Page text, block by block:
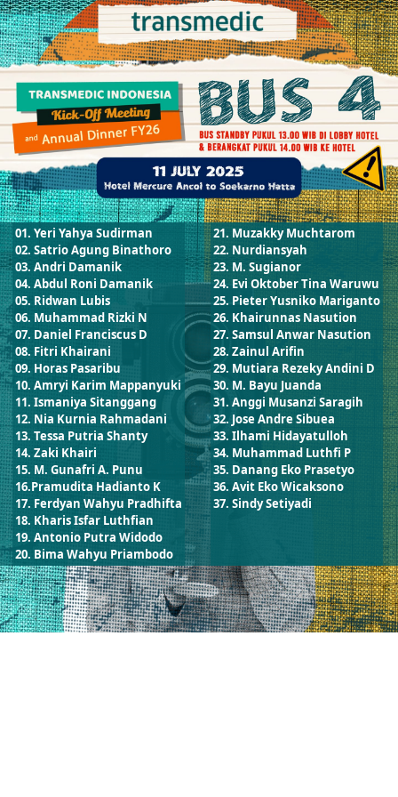
01. Yeri Yahya Sudirman
02. Satrio Agung Binathoro
03. Andri Damanik
04. Abdul Roni Damanik
05. Ridwan Lubis
06. Muhammad Rizki N
07. Daniel Franciscus D
08. Fitri Khairani
09. Horas Pasaribu
10. Amryi Karim Mappanyuki
11. Ismaniya Sitanggang
12. Nia Kurnia Rahmadani
13. Tessa Putria Shanty
14. Zaki Khairi
15. M. Gunafri A. Punu
16.Pramudita Hadianto K
17. Ferdyan Wahyu Pradhifta
18. Kharis Isfar Luthfian
19. Antonio Putra Widodo
20. Bima Wahyu Priambodo
21. Muzakky Muchtarom
22. Nurdiansyah
23. M. Sugianor
24. Evi Oktober Tina Waruwu
25. Pieter Yusniko Mariganto
26. Khairunnas Nasution
27. Samsul Anwar Nasution
28. Zainul Arifin
29. Mutiara Rezeky Andini D
30. M. Bayu Juanda
31. Anggi Musanzi Saragih
32. Jose Andre Sibuea
33. Ilhami Hidayatulloh
34. Muhammad Luthfi P
35. Danang Eko Prasetyo
36. Avit Eko Wicaksono
37. Sindy Setiyadi